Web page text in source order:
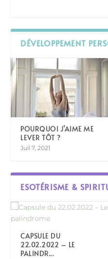
DÉVELOPPEMENT
POURQUOI J’AIME ME
LEVER TÔT ?
Juil 7, 2021
ESOTÉRISME &
CAPSULE DU
22.02.2022 – LE
PALINDR...